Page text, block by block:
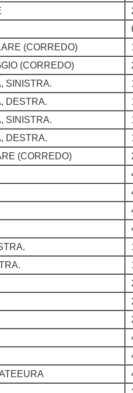
(CORREDO)
(CORREDO)
SINISTRA.
DESTRA.
SINISTRA.
DESTRA.
(CORREDO)